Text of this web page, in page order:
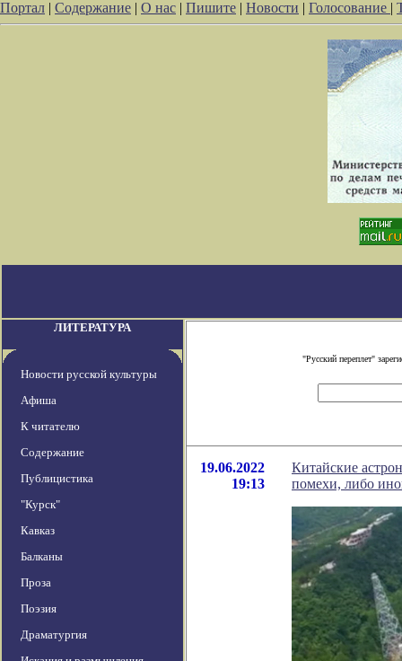
Портал | Содержание | О нас | Пишите | Новости | Голосование |
ЛИТЕРАТУРА
Новости русской культуры
Афиша
К читателю
Содержание
Публицистика
"Курск"
Кавказ
Балканы
Проза
Поэзия
Драматургия
"Русский переплет"
19.06.2022
19:13
Китайские
помехи, либо